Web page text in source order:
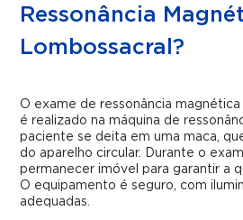
Ressonância
Lombossacral?
O exame de ressonância
é realizado na máquina de
paciente se deita em uma maca,
do aparelho circular. Durante o
permanecer imóvel para garantir a
O equipamento é seguro, com
adequadas.